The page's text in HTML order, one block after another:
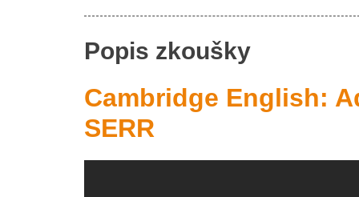
Popis zkoušky
Cambridge English:
SERR